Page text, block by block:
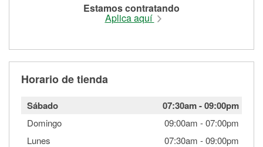
Estamos contratando
Aplica aquí
Horario de tienda
Sábado 07:30am-09:00pm
Domingo 09:00am -07:00pm
Lunes
07:30am -09:00pm